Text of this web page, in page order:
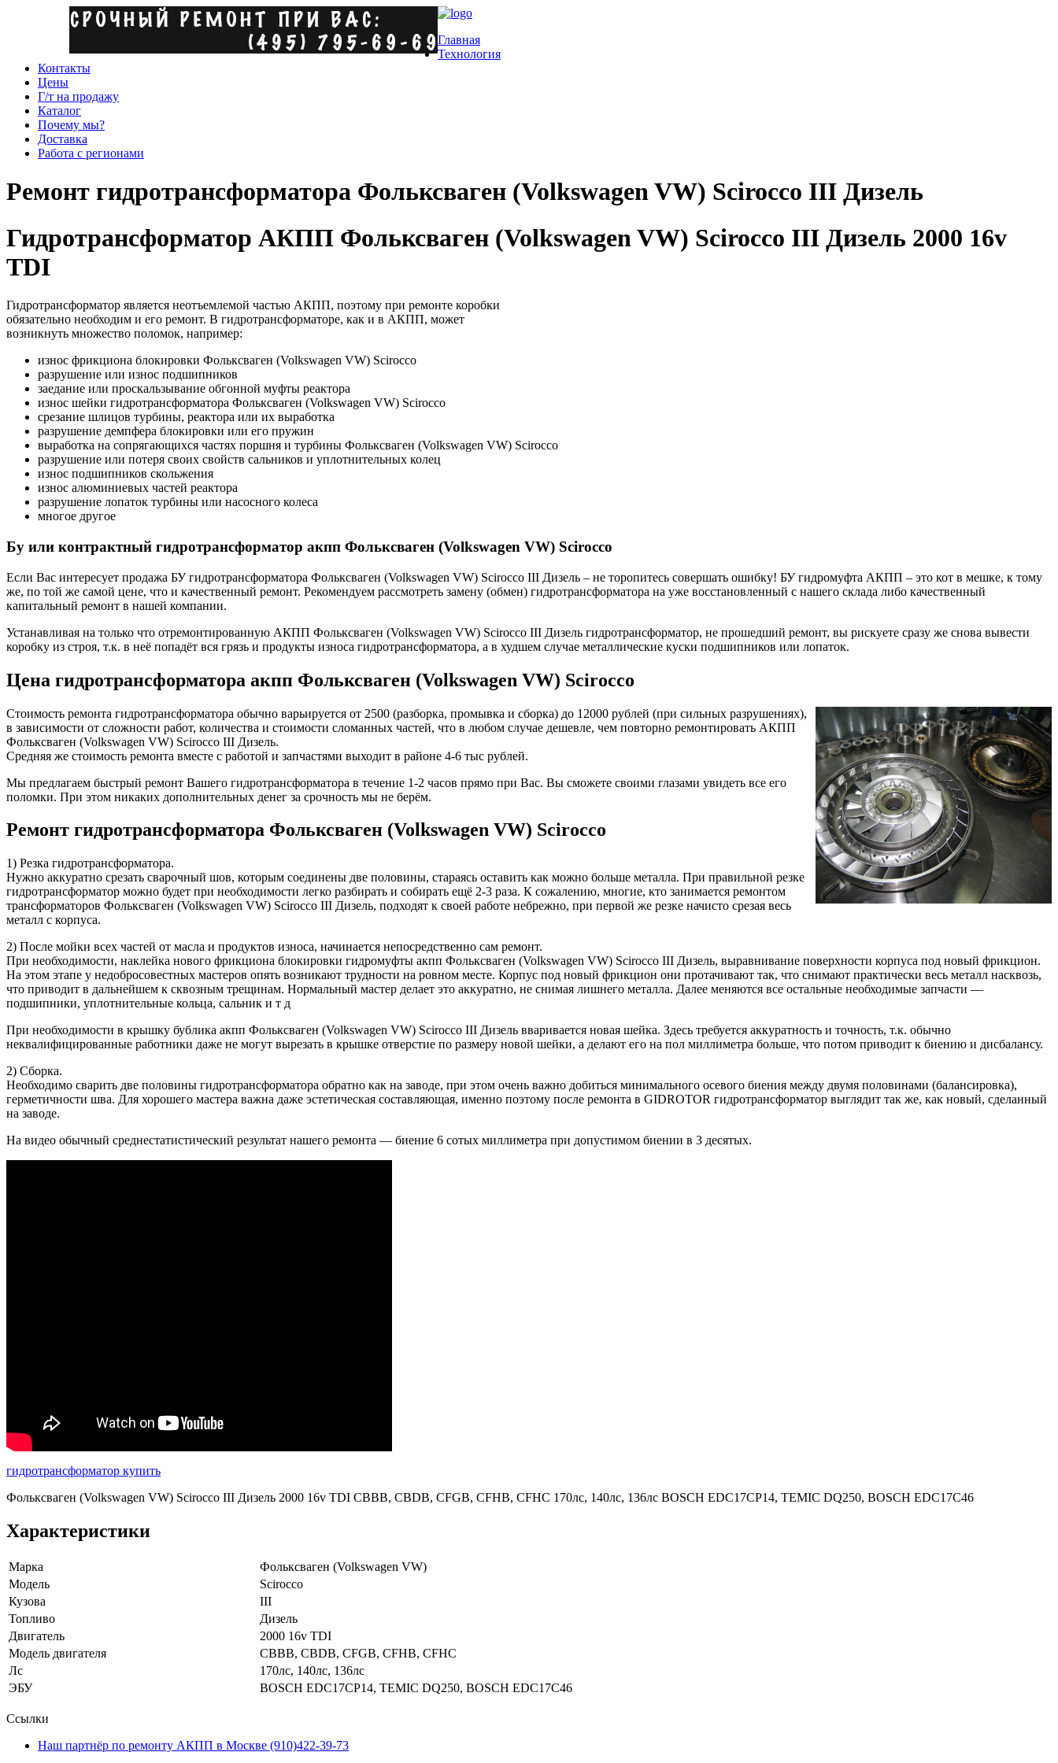
Главная
Технология
Контакты
Цены
Г/т на продажу
Каталог
Почему мы?
Доставка
Работа с регионами
Ремонт гидротрансформатора Фольксваген (Volkswagen VW) Scirocco III Дизель
Гидротрансформатор АКПП Фольксваген (Volkswagen VW) Scirocco III Дизель 2000 16v
TDI
Гидротрансформатор является неотъемлемой частью АКПП, поэтому при ремонте коробки
обязательно необходим и его ремонт. В гидротрансформаторе, как и в АКПП, может
возникнуть множество поломок, например:
износ фрикциона блокировки Фольксваген (Volkswagen VW) Scirocco
разрушение или износ подшипников
заедание или проскальзывание обгонной муфты реактора
износ шейки гидротрансформатора Фольксваген (Volkswagen VW) Scirocco
срезание шлицов турбины, реактора или их выработка
разрушение демпфера блокировки или его пружин
выработка на сопрягающихся частях поршня и турбины Фольксваген (Volkswagen VW) Scirocco
разрушение или потеря своих свойств сальников и уплотнительных колец
износ подшипников скольжения
износ алюминиевых частей реактора
разрушение лопаток турбины или насосного колеса
многое другое
Бу или контрактный гидротрансформатор акпп Фольксваген (Volkswagen VW) Scirocco
Если Вас интересует продажа БУ гидротрансформатора Фольксваген (Volkswagen VW) Scirocco III Дизель – не торопитесь совершать ошибку! БУ гидромуфта АКПП – это кот в мешке, к тому
же, по той же самой цене, что и качественный ремонт. Рекомендуем рассмотреть замену (обмен) гидротрансформатора на уже восстановленный с нашего склада либо качественный
капитальный ремонт в нашей компании.
Устанавливая на только что отремонтированную АКПП Фольксваген (Volkswagen VW) Scirocco III Дизель гидротрансформатор, не прошедший ремонт, вы рискуете сразу же снова вывести
коробку из строя, т.к. в неё попадёт вся грязь и продукты износа гидротрансформатора, а в худшем случае металлические куски подшипников или лопаток.
Цена гидротрансформатора акпп Фольксваген (Volkswagen VW) Scirocco
Стоимость ремонта гидротрансформатора обычно варьируется от 2500 (разборка, промывка и сборка) до 12000 рублей (при сильных разрушениях),
в зависимости от сложности работ, количества и стоимости сломанных частей, что в любом случае дешевле, чем повторно ремонтировать АКПП
Фольксваген (Volkswagen VW) Scirocco III Дизель.
Средняя же стоимость ремонта вместе с работой и запчастями выходит в районе 4-6 тыс рублей.
Мы предлагаем быстрый ремонт Вашего гидротрансформатора в течение 1-2 часов прямо при Вас. Вы сможете своими глазами увидеть все его
поломки. При этом никаких дополнительных денег за срочность мы не берём.
Ремонт гидротрансформатора Фольксваген (Volkswagen VW) Scirocco
1) Резка гидротрансформатора.
Нужно аккуратно срезать сварочный шов, которым соединены две половины, стараясь оставить как можно больше металла. При правильной резке
гидротрансформатор можно будет при необходимости легко разбирать и собирать ещё 2-3 раза. К сожалению, многие, кто занимается ремонтом
трансформаторов Фольксваген (Volkswagen VW) Scirocco III Дизель, подходят к своей работе небрежно, при первой же резке начисто срезая весь
металл с корпуса.
2) После мойки всех частей от масла и продуктов износа, начинается непосредственно сам ремонт.
При необходимости, наклейка нового фрикциона блокировки гидромуфты акпп Фольксваген (Volkswagen VW) Scirocco III Дизель, выравнивание поверхности корпуса под новый фрикцион.
На этом этапе у недобросовестных мастеров опять возникают трудности на ровном месте. Корпус под новый фрикцион они протачивают так, что снимают практически весь металл насквозь,
что приводит в дальнейшем к сквозным трещинам. Нормальный мастер делает это аккуратно, не снимая лишнего металла. Далее меняются все остальные необходимые запчасти —
подшипники, уплотнительные кольца, сальник и т д
При необходимости в крышку бублика акпп Фольксваген (Volkswagen VW) Scirocco III Дизель вваривается новая шейка. Здесь требуется аккуратность и точность, т.к. обычно
неквалифицированные работники даже не могут вырезать в крышке отверстие по размеру новой шейки, а делают его на пол миллиметра больше, что потом приводит к биению и дисбалансу.
2) Сборка.
Необходимо сварить две половины гидротрансформатора обратно как на заводе, при этом очень важно добиться минимального осевого биения между двумя половинами (балансировка),
герметичности шва. Для хорошего мастера важна даже эстетическая составляющая, именно поэтому после ремонта в GIDROTOR гидротрансформатор выглядит так же, как новый, сделанный
на заводе.
На видео обычный среднестатистический результат нашего ремонта — биение 6 сотых миллиметра при допустимом биении в 3 десятых.
гидротрансформатор купить
Фольксваген (Volkswagen VW) Scirocco III Дизель 2000 16v TDI CBBB, CBDB, CFGB, CFHB, CFHC 170лс, 140лс, 136лс BOSCH EDC17CP14, TEMIC DQ250, BOSCH EDC17C46
Характеристики
Марка
Фольксваген (Volkswagen VW)
Модель
Scirocco
Кузова
III
Топливо
Дизель
Двигатель
2000 16v TDI
Модель двигателя
CBBB, CBDB, CFGB, CFHB, CFHC
Лс
170лс, 140лс, 136лс
ЭБУ
BOSCH EDC17CP14, TEMIC DQ250, BOSCH EDC17C46
Ссылки
Наш партнёр по ремонту АКПП в Москве (910)422-39-73